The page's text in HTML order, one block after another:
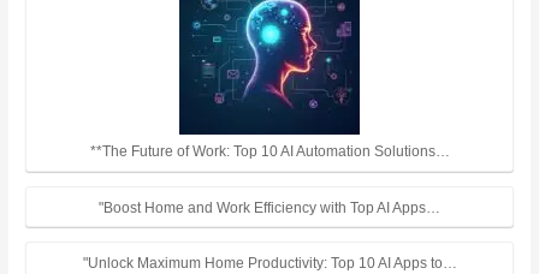
**The Future of Work: Top 10 AI Automation Solutions…
"Boost Home and Work Efficiency with Top AI Apps…
"Unlock Maximum Home Productivity: Top 10 AI Apps to…